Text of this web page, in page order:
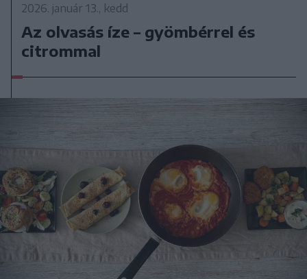
2026. január 13., kedd
Az olvasás íze – gyömbérrel és
citrommal